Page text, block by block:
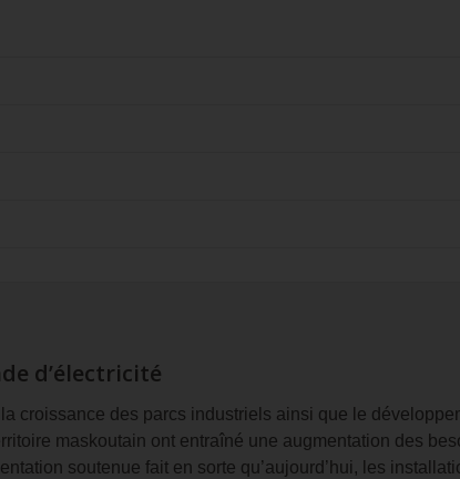
d’électricité
croissance des parcs industriels ainsi que le
maskoutain ont entraîné une augmentation des
soutenue fait en sorte qu’aujourd’hui, les